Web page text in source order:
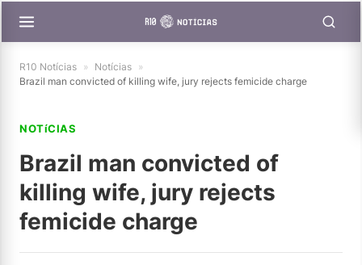
R10 Notícias » Notícias »
Brazil man convicted of killing wife, jury rejects femicide charge
NOTíCIAS
Brazil man convicted of
killing wife, jury rejects
femicide charge